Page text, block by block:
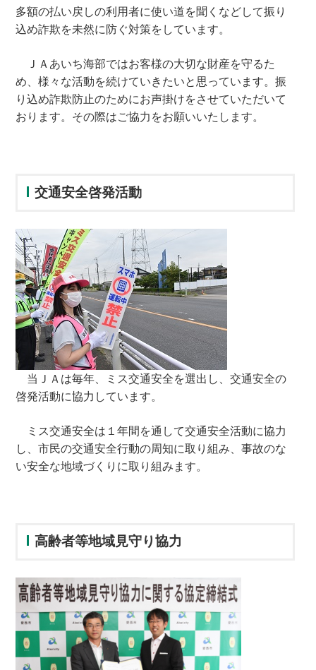
多額の払い戻しの利用者に使い道を聞くなどして振り
込め詐欺を未然に防ぐ対策をしています。
ＪＡあいち海部ではお客様の大切な財産を守るた
め、様々な活動を続けていきたいと思っています。振
り込め詐欺防止のためにお声掛けをさせていただいて
おります。その際はご協力をお願いいたします。
交通安全啓発活動
当ＪＡは毎年、ミス交通安全を選出し、交通安全の
啓発活動に協力しています。
ミス交通安全は１年間を通して交通安全活動に協力
し、市民の交通安全行動の周知に取り組み、事故のな
い安全な地域づくりに取り組みます。
高齢者等地域見守り協力